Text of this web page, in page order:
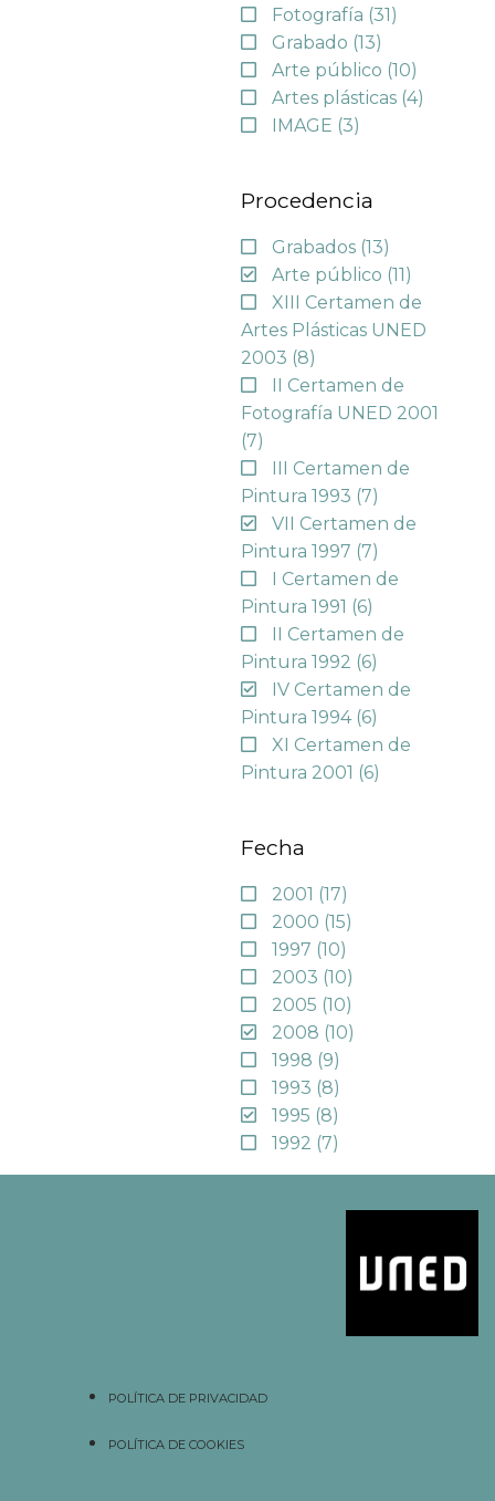
Fotografía (31)
Grabado (13)
Arte público (10)
Artes plásticas (4)
IMAGE (3)
Procedencia
Grabados (13)
Arte público (11)
XIII Certamen de
Artes Plásticas UNED
2003 (8)
II Certamen de
Fotografía UNED 2001
(7)
III Certamen de
Pintura 1993 (7)
VII Certamen de
Pintura 1997 (7)
I Certamen de
Pintura 1991 (6)
II Certamen de
Pintura 1992 (6)
IV Certamen de
Pintura 1994 (6)
XI Certamen de
Pintura 2001 (6)
Fecha
2001 (17)
2000 (15)
1997 (10)
2003 (10)
2005 (10)
2008 (10)
1998 (9)
1993 (8)
1995 (8)
1992 (7)
POLÍTICA DE PRIVACIDAD
POLÍTICA DE COOKIES